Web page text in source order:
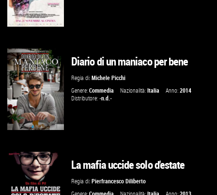
VAI ALLA SCHEDA
VAI ALLA SCHEDA
Diario di un maniaco per bene
Regia di:Michele Picchi
Genere:Commedia Nazionalità:Italia Anno:2014
Distributore:-n.d.-
La mafia uccide solo d'estate
Regia di:Pierfrancesco Diliberto